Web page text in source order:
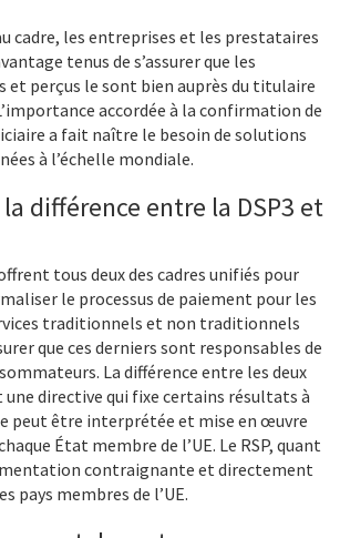
cadre, les entreprises et les prestataires
tenus de s’assurer que les
et perçus le sont bien auprès du titulaire
accordée à la confirmation de
a fait naître le besoin de solutions
à l’échelle mondiale.
différence entre la DSP3 et
tous deux des cadres unifiés pour
le processus de paiement pour les
traditionnels et non traditionnels
que ces derniers sont responsables de
La différence entre les deux
une directive qui fixe certains résultats à
peut être interprétée et mise en œuvre
État membre de l’UE. Le RSP, quant
contraignante et directement
pays membres de l’UE.